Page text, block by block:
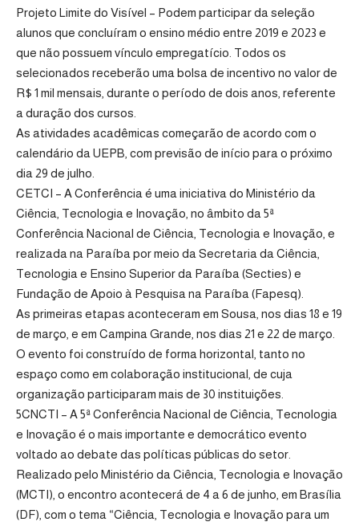
Projeto Limite do Visível – Podem participar da seleção
alunos que concluíram o ensino médio entre 2019 e 2023 e
que não possuem vínculo empregatício. Todos os
selecionados receberão uma bolsa de incentivo no valor de
R$ 1 mil mensais, durante o período de dois anos, referente
a duração dos cursos.
As atividades acadêmicas começarão de acordo com o
calendário da UEPB, com previsão de início para o próximo
dia 29 de julho.
CETCI – A Conferência é uma iniciativa do Ministério da
Ciência, Tecnologia e Inovação, no âmbito da 5ª
Conferência Nacional de Ciência, Tecnologia e Inovação, e
realizada na Paraíba por meio da Secretaria da Ciência,
Tecnologia e Ensino Superior da Paraíba (Secties) e
Fundação de Apoio à Pesquisa na Paraíba (Fapesq).
As primeiras etapas aconteceram em Sousa, nos dias 18 e 19
de março, e em Campina Grande, nos dias 21 e 22 de março.
O evento foi construído de forma horizontal, tanto no
espaço como em colaboração institucional, de cuja
organização participaram mais de 30 instituições.
5CNCTI – A 5ª Conferência Nacional de Ciência, Tecnologia
e Inovação é o mais importante e democrático evento
voltado ao debate das políticas públicas do setor.
Realizado pelo Ministério da Ciência, Tecnologia e Inovação
(MCTI), o encontro acontecerá de 4 a 6 de junho, em Brasília
(DF), com o tema “Ciência, Tecnologia e Inovação para um